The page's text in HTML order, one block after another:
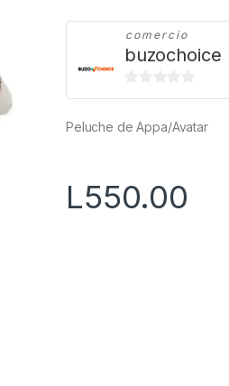
comercio
buzochoice
0
e
Peluche de Appa/Avatar
L550.00